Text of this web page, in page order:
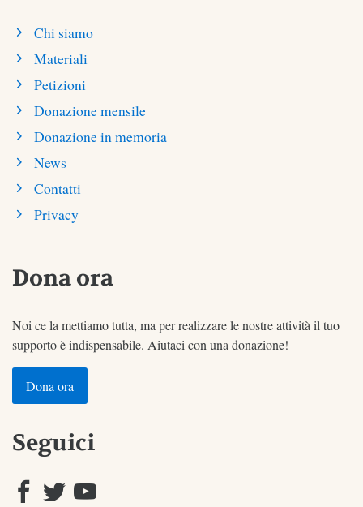
Chi siamo
Materiali
Petizioni
Donazione mensile
Donazione in memoria
News
Contatti
Privacy
Dona ora
Noi ce la mettiamo tutta, ma per realizzare le nostre attività il tuo
supporto è indispensabile. Aiutaci con una donazione!
Dona ora
Seguici